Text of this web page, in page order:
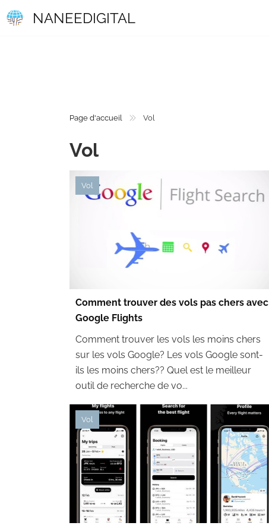
NANEEDIGITAL
Page d'accueil Vol
Vol
Vol
Comment trouver des vols pas chers avec
Google Flights
Comment trouver les vols les moins chers
sur les vols Google? Les vols Google sont-
ils les moins chers?? Quel est le meilleur
outil de recherche de vo...
Vol